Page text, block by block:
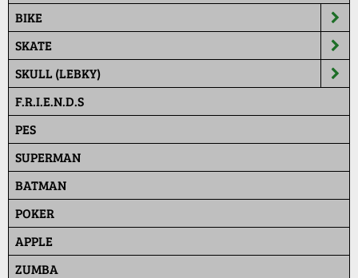
BIKE
SKATE
SKULL (LEBKY)
F.R.I.E.N.D.S
PES
SUPERMAN
BATMAN
POKER
APPLE
ZUMBA